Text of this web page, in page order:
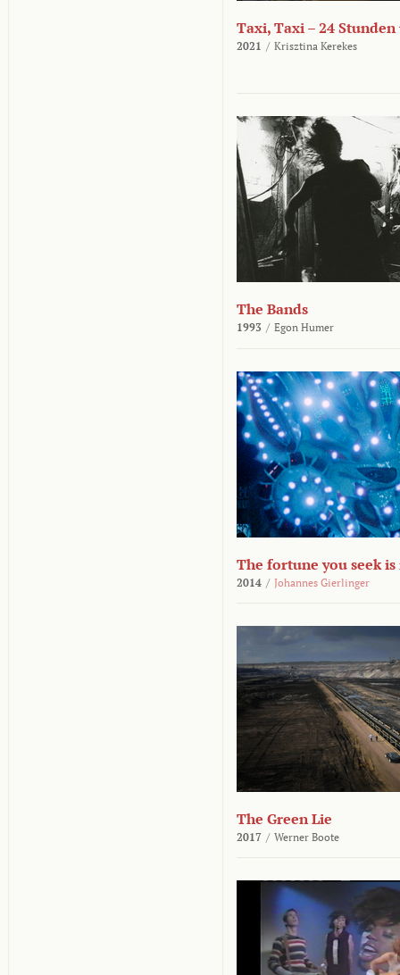
Taxi, Taxi – 24
2021 / Krisztina Kerekes
The Bands
1993 / Egon Humer
The fortune you seek
2014 / Johannes Gierlinger
The Green Lie
2017 / Werner Boote